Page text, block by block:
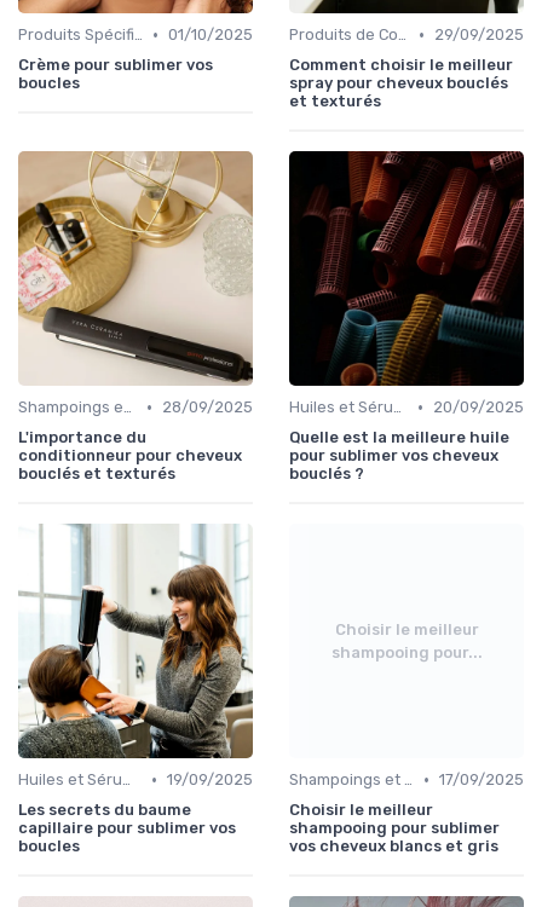
Produits Spécifiques (Anti-Frisottis, Hydratants) • 01/10/2025
Crème pour sublimer vos
boucles
Produits de Coiffage •
29/09/2025
Comment choisir le meilleur
spray pour cheveux bouclés
et texturés
Shampoings et Après-Shampoings •
28/09/2025
L'importance du
conditionneur pour cheveux
bouclés et texturés
Huiles et Sérums •
20/09/2025
Quelle est la meilleure huile
pour sublimer vos cheveux
bouclés ?
Huiles et Sérums • 19/09/2025
Les secrets du baume
capillaire pour sublimer vos
boucles
Choisir le meilleur
shampooing pour...
Shampoings et Après-Shampoings • 17/09/2025
Choisir le meilleur
shampooing pour sublimer
vos cheveux blancs et gris